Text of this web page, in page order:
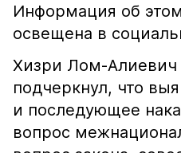
Информация об
освещена в
Хизри Лом-Алиевич
подчеркнул, что
и последующее
вопрос